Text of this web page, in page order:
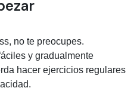
no te preocupes.
y gradualmente
hacer ejercicios regulares